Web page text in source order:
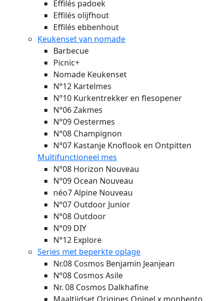
Effilés padoek
Effilés olijfhout
Effilés ebbenhout
Keukenset van nomade
Barbecue
Picnic+
Nomade Keukenset
N°12 Kartelmes
N°10 Kurkentrekker en flesopener
N°06 Zakmes
N°09 Oestermes
N°08 Champignon
N°07 Kastanje Knoflook en Ontpitten
Multifunctioneel mes
N°08 Horizon Nouveau
N°09 Ocean Nouveau
néo7 Alpine Nouveau
N°07 Outdoor Junior
N°08 Outdoor
N°09 DIY
N°12 Explore
Series met beperkte oplage
Nr.08 Cosmos Benjamin Jeanjean
N°08 Cosmos Asile
Nr. 08 Cosmos Dalkhafine